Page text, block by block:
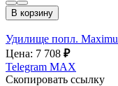
В корзину
Удилище попл.
Цена: 7 708 ₽
Telegram MAX
Скопировать ссылку